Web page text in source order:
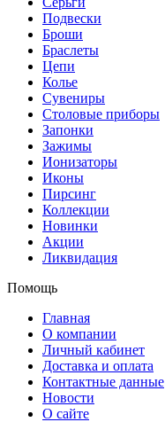
Подвески
Броши
Браслеты
Цепи
Колье
Сувениры
Столовые приборы
Запонки
Зажимы
Ионизаторы
Иконы
Пирсинг
Коллекции
Новинки
Акции
Ликвидация
Помощь
Главная
О компании
Личный кабинет
Доставка и оплата
Контактные данные
Новости
О сайте